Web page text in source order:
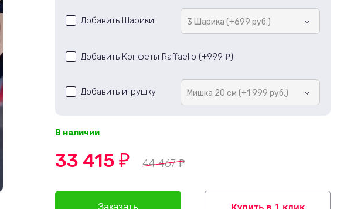
Добавить Шарики 3 Шарика (+699 руб.)
Добавить Конфеты Raffaello (+999 ₽)
Добавить игрушку Мишка 20 см (+1 999 руб.)
В наличии
33 415 ₽ 44 467₽